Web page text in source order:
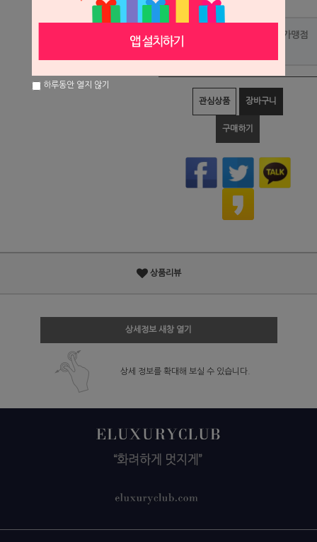
포인트사용 가맹점
관심상품 장바구니
구매하기
상품리뷰
상세정보 새창 열기
상세 정보를 확대해 보실 수 있습니다.
하루동안 열지 않기